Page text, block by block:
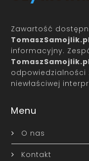
Zawartość
informacyjny.
odpowiedzialności
niewłaściwej
Menu
O nas
Kontakt